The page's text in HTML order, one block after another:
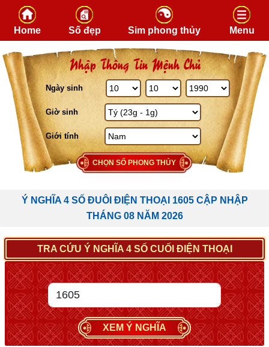
Skip to content
Home Số đẹp Sim phong thủy Menu
Nhập Thông Tin Mệnh Chủ
Ngày sinh
Giờ sinh
Giới tính
CHỌN SỐ PHONG THỦY
Ý NGHĨA 4 SỐ ĐUÔI ĐIỆN THOẠI 1605 CẬP NHẬP
THÁNG 08 NĂM 2026
TRA CỨU Ý NGHĨA 4 SỐ CUỐI ĐIỆN THOẠI
XEM Ý NGHĨA